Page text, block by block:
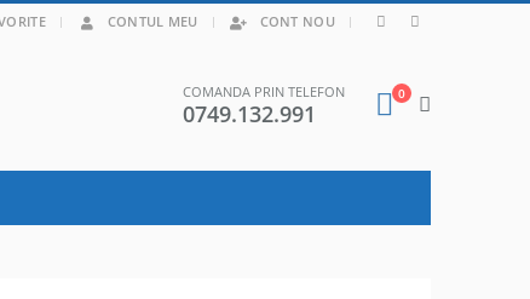
CONTUL MEU CONT NOU |
COMANDA PRIN TELEFON
0749.132.991
0